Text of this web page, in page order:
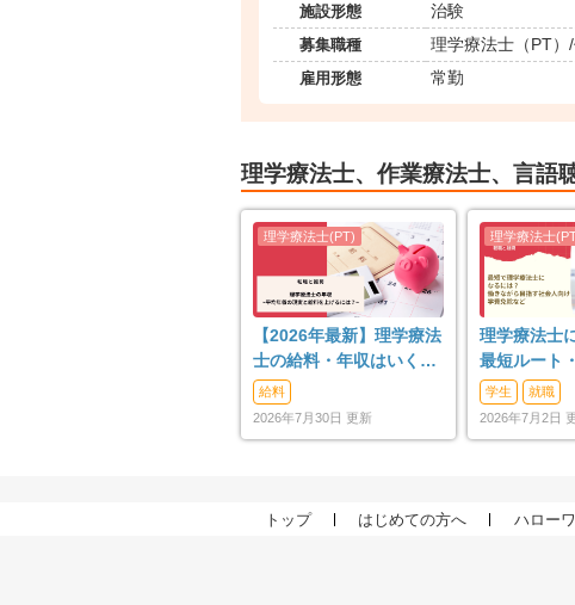
施設形態
治験
募集職種
理学療法士（PT）
雇用形態
常勤
理学療法士、作業療法士、言語
【2026年最新】理学療法
士の給料・年収はいく
ら？上げる方法も解説
給料
2026年7月30日 更新
理学療法士
最短ルート
や社会人か
学生
就職
2026年7月2日
トップ はじめての方へ ハロー